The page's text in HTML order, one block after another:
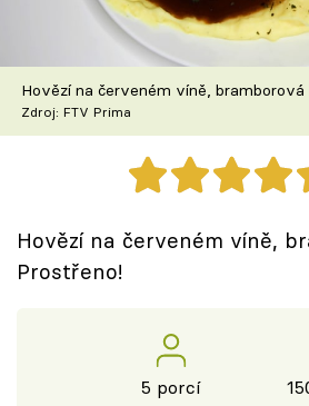
Recepty z TV
Speciál: Cuketa
Těhotnej kuchař
Přihlášení
Hovězí na červeném víně, bramborová
Zdroj: FTV Prima
Hovězí na červeném víně,
Prostřeno!
5 porcí